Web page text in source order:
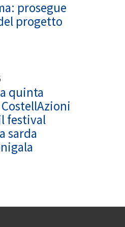
prosegue
progetto
quinta
festival
sarda